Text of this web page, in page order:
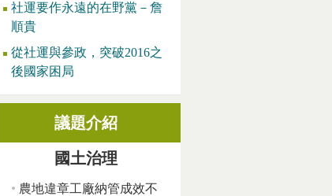
社運要作永遠的在野黨－詹
順貴
從社運與參政，突破2016之
後國家困局
議題介紹
國土治理
農地違章工廠納管成效不